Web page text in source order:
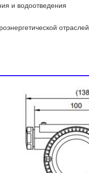
и водоотведения
отраслей